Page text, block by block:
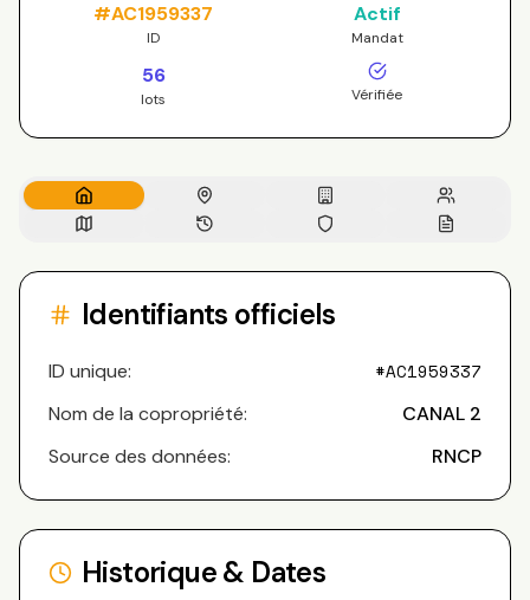
#AC1959337
ID
Actif
Mandat
56
lots Vérifiée
Identifiants officiels
ID unique: #AC1959337
Nom de la copropriété:
CANAL 2
Source des données:
RNCP
Historique & Dates